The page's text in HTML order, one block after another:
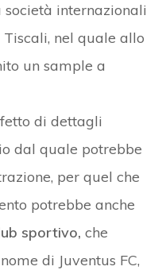
internazionali
nel quale allo
un sample a
di dettagli
dal quale potrebbe
per quel che
potrebbe anche
sportivo, che
di Juventus FC,